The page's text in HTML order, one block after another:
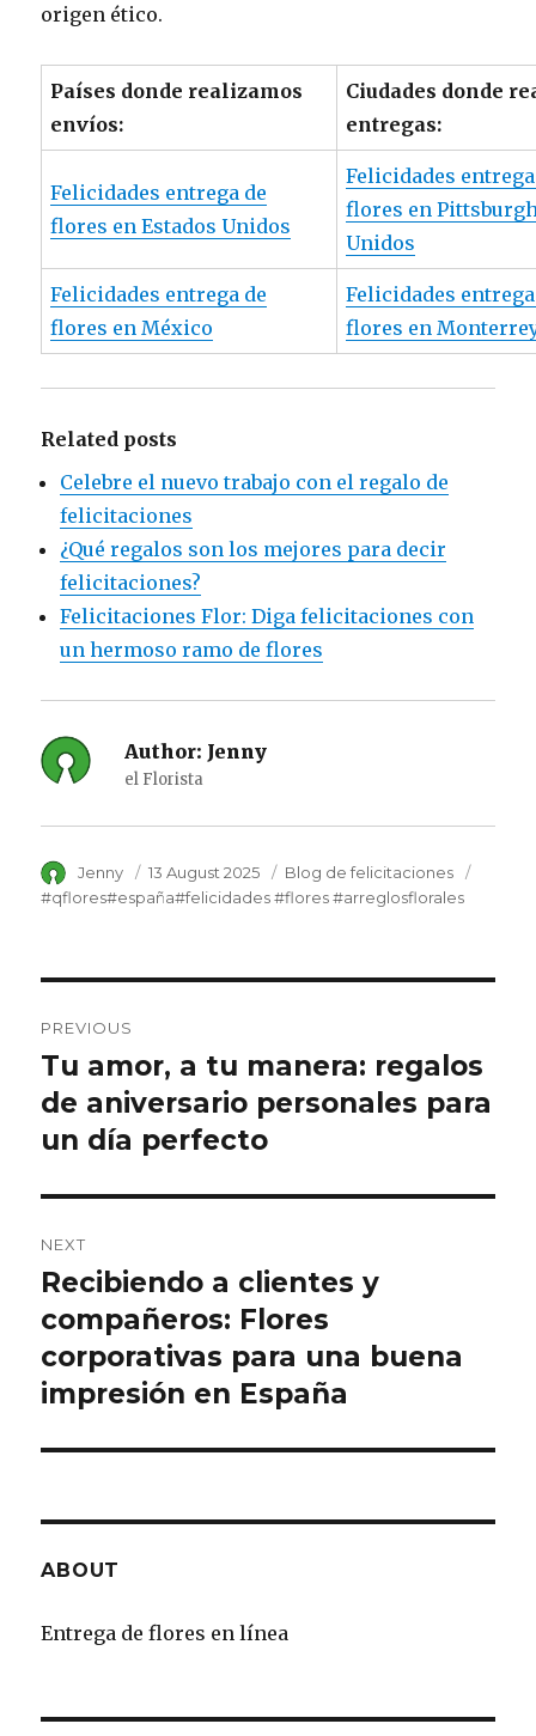
origen ético.
Países donde realizamos
envíos:
Ciudades donde
entregas:
Felicidades entrega de
flores en Estados Unidos
Felicidades
flores en
Unidos
Felicidades entrega de
flores en México
Felicidades
flores en
Related posts
Celebre el nuevo trabajo con el regalo de
felicitaciones
¿Qué regalos son los mejores para decir
felicitaciones?
Felicitaciones Flor: Diga felicitaciones con
un hermoso ramo de flores
Author: Jenny
el Florista
Author
Jenny
Posted
on
13 August 2025 Category
Blog de felicitaciones
#qflores#españa#felicidades #flores #arreglosflorales
navigation
PREVIOUS
Previous
post:
Tu amor, a tu manera: regalos
de aniversario personales para
un día perfecto
NEXT
Next
post:
Recibiendo a clientes y
compañeros: Flores
corporativas para una buena
impresión en España
ABOUT
Entrega de flores en línea